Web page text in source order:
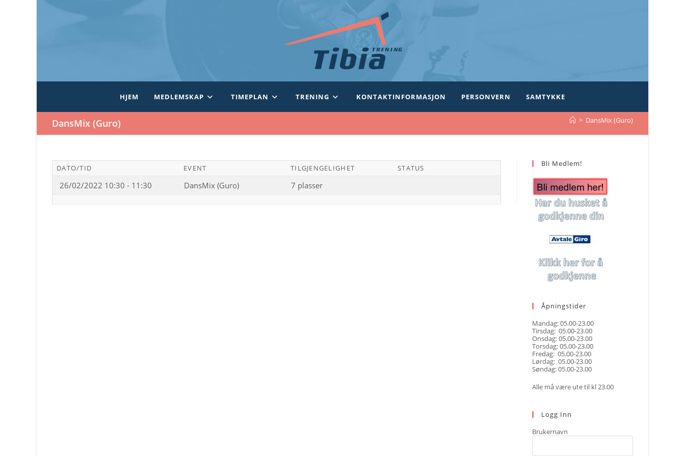
HJEM MEDLEMSKAP TIMEPLAN TRENING KONTAKTINFORMASJON PERSONVERN SAMTYKKE
DansMix (Guro) > DansMix (Guro)
DATO/TID EVENT TILGJENGELIGHET STATUS
26/02/2022 10:30 - 11:30 DansMix (Guro) 7 plasser
Bli Medlem!
Åpningstider
Mandag: 05.00-23.00
Tirsdag: 05.00-23.00
Onsdag: 05.00-23.00
Torsdag: 05.00-23.00
Fredag: 05.00-23.00
Lørdag: 05.00-23.00
Søndag: 05.00-23.00
Alle må være ute til kl 23.00
Logg Inn
Brukernavn